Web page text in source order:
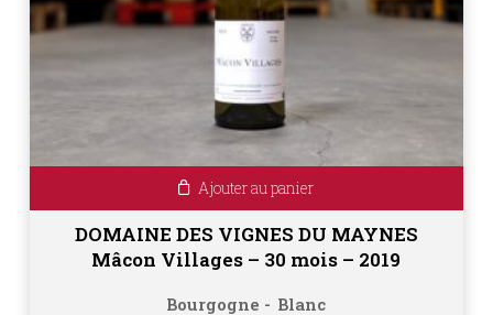
Ajouter au panier
DOMAINE DES VIGNES DU MAYNES
Mâcon Villages – 30 mois – 2019
Bourgogne Blanc